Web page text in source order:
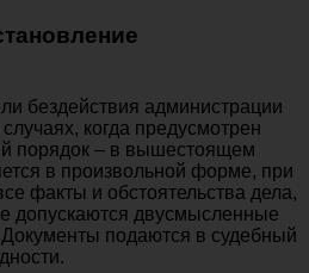
бездействия администрации
когда предусмотрен
порядок – в вышестоящем
в произвольной форме, при
факты и обстоятельства дела,
допускаются двусмысленные
подаются в судебный